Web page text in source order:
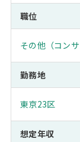
職位
その他（コン
勤務地
東京23区
想定年収